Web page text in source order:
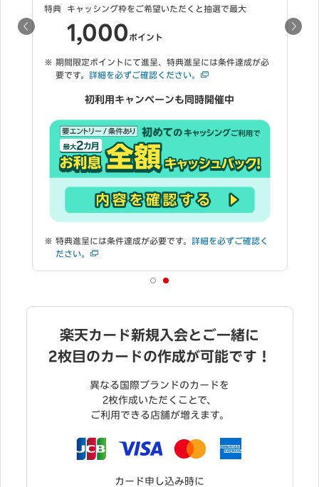
2,000
特典2 カードを60,000円以上ご利用でもれなく
期間限定ポイントにて進呈、特典進呈には条件達成が必
要です。詳細を必ずご確認ください。
楽天カード新規入会とご一緒に
2枚目のカードの作成が可能です！
異なる国際ブランドのカードを
2枚作成いただくことで、
ご利用できる店舗が増えます。
カード申し込み時に